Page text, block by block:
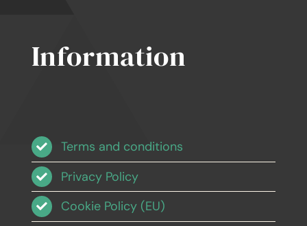
Information
Terms and conditions
Privacy Policy
Cookie Policy (EU)